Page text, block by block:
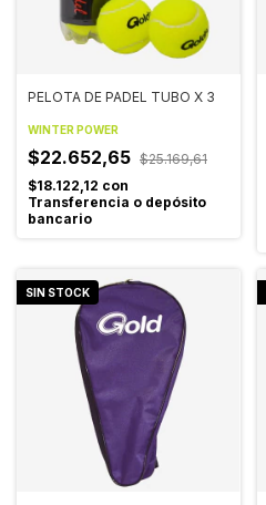
PELOTA DE PADEL TUBO X 3
WINTER POWER
$22.652,65 $25.169,61
$18.122,12 con
Transferencia o depósito
bancario
SIN STOCK